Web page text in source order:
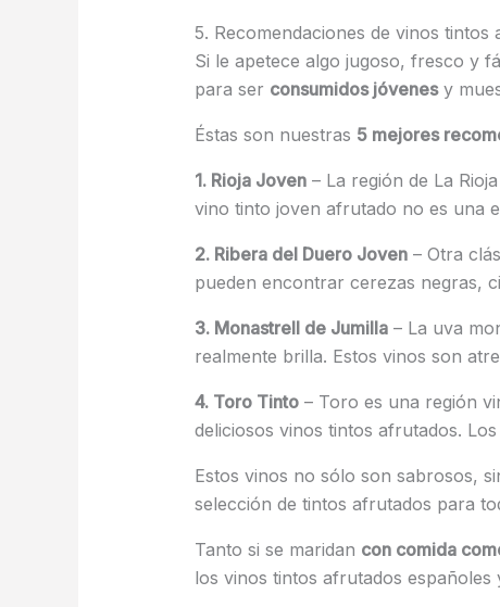
5. Recomendaciones de vinos
Si le apetece algo jugoso, fresco y
para ser consumidos jóvenesy
Éstas son nuestras 5 mejores
1. Rioja Joven– La región de La
vino tinto joven afrutado no es una
2. Ribera del Duero Joven– Otra
pueden encontrar cerezas negras,
3. Monastrell de Jumilla– La uva
realmente brilla. Estos vinos son
4. Toro Tinto– Toro es una región
deliciosos vinos tintos afrutados.
Estos vinos no sólo son sabrosos,
selección de tintos afrutados para
Tanto si se maridan con comida
los vinos tintos afrutados